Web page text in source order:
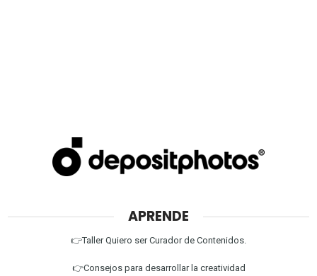
APRENDE
👉Taller Quiero ser Curador de Contenidos.
👉Consejos para desarrollar la creatividad